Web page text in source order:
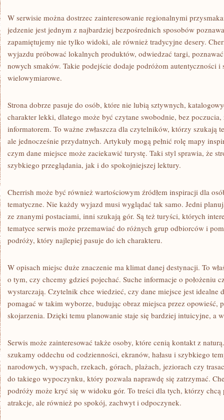
W serwisie można dostrzec zainteresowanie regionalnymi
jedzenie jest jednym z najbardziej bezpośrednich sposobów
zapamiętujemy nie tylko widoki, ale również tradycyjne desery.
wyjazdu próbować lokalnych produktów, odwiedzać targi,
nowych smaków. Takie podejście dodaje podróżom autentyczności i
wielowymiarowe.
Strona dobrze pasuje do osób, które nie lubią sztywnych,
charakter lekki, dlatego może być czytane swobodnie, bez
informatorem. To ważne zwłaszcza dla czytelników, którzy szukają
ale jednocześnie przydatnych. Artykuły mogą pełnić rolę mapy
czym dane miejsce może zaciekawić turystę. Taki styl sprawia, że
szybkiego przeglądania, jak i do spokojniejszej lektury.
Cherrish może być również wartościowym źródłem inspiracji dla
tematyczne. Nie każdy wyjazd musi wyglądać tak samo. Jedni
ze znanymi postaciami, inni szukają gór. Są też turyści, których
tematyce serwis może przemawiać do różnych grup odbiorców i
podróży, który najlepiej pasuje do ich charakteru.
W opisach miejsc duże znaczenie ma klimat danej destynacji. To
o tym, czy chcemy gdzieś pojechać. Suche informacje o położeniu
wystarczają. Czytelnik chce wiedzieć, czy dane miejsce jest idealne
pomagać w takim wyborze, budując obraz miejsca przez opowieść,
skojarzenia. Dzięki temu planowanie staje się bardziej intuicyjne, a
Serwis może zainteresować także osoby, które cenią kontakt z
szukamy oddechu od codzienności, ekranów, hałasu i szybkiego
narodowych, wyspach, rzekach, górach, plażach, jeziorach czy
do takiego wypoczynku, który pozwala naprawdę się zatrzymać.
podróży może kryć się w widoku gór. To treści dla tych, którzy
atrakcje, ale również po spokój, zachwyt i odpoczynek.